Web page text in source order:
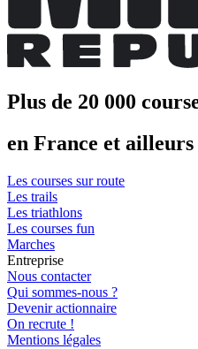
Plus de 20 000
en France et ailleurs
Les courses sur route
Les trails
Les triathlons
Les courses fun
Marches
Entreprise
Nous contacter
Qui sommes-nous ?
Devenir actionnaire
On recrute !
Mentions légales